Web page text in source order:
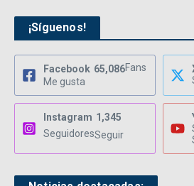
¡Síguenos!
Facebook 65,086Fans
Me gusta
Instagram 1,345
SeguidoresSeguir